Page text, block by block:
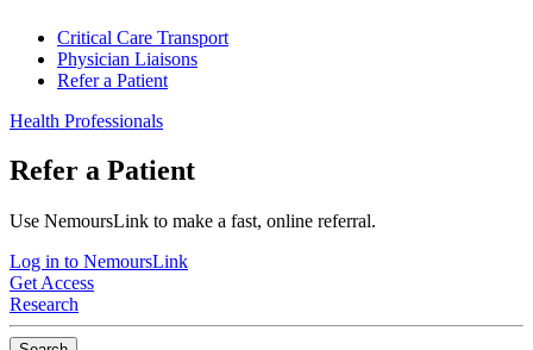
Critical Care Transport
Physician Liaisons
Refer a Patient
Health Professionals
Refer a Patient
Use NemoursLink to make a fast, online referral.
Log in to NemoursLink
Get Access
Research